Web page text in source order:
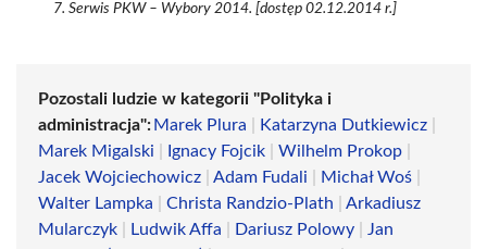
Serwis PKW – Wybory 2014. [dostęp 02.12.2014 r.]
Pozostali ludzie w kategorii "Polityka i
administracja": Marek Plura Katarzyna Dutkiewicz
Marek Migalski
Ignacy Fojcik Wilhelm Prokop
Jacek Wojciechowicz
Adam Fudali Michał Woś
Walter Lampka
Christa Randzio-Plath
Arkadiusz
Mularczyk
Ludwik Affa Dariusz Polowy
Jan